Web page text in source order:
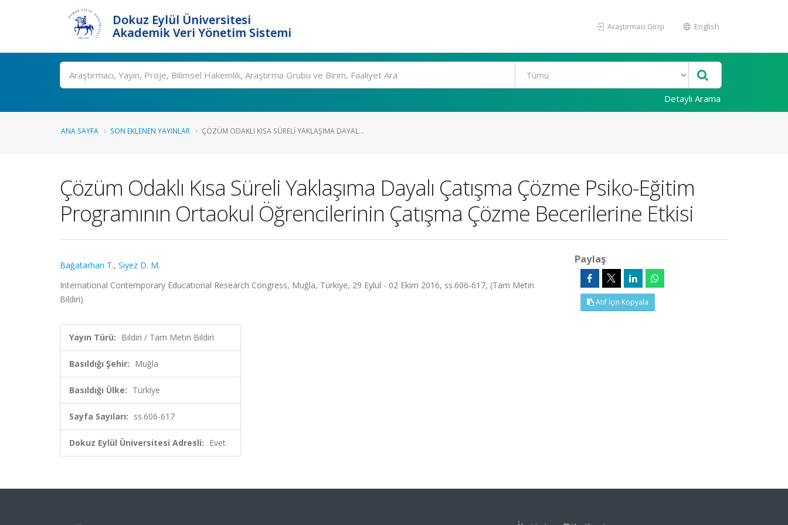
Dokuz Eylül Üniversitesi
Akademik Veri Yönetim Sistemi
Araştırmacı Girişi English
Ara
Detaylı Arama
ANA SAYFA SON EKLENEN YAYINLAR ÇÖZÜM ODAKLI KISA SÜRELI YAKLAŞIMA DAYAL...
Çözüm Odaklı Kısa Süreli Yaklaşıma Dayalı Çatışma Çözme Psiko-Eğitim
Programının Ortaokul Öğrencilerinin Çatışma Çözme Becerilerine Etkisi
Bağatarhan T., Siyez D. M.
International Contemporary Educational Research Congress, Muğla, Türkiye, 29 Eylül - 02 Ekim 2016, ss.606-617, (Tam Metin
Bildiri)
Yayın Türü: Bildiri / Tam Metin Bildiri
Basıldığı Şehir: Muğla
Basıldığı Ülke: Türkiye
Sayfa Sayıları: ss.606-617
Dokuz Eylül Üniversitesi Adresli: Evet
Paylaş
Atıf İçin Kopyala